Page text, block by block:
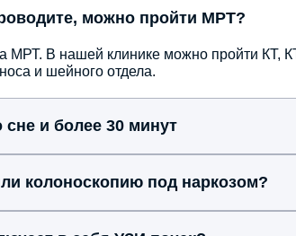
можно пройти МРТ?
МРТ. В нашей клинике можно пройти КТ,
и шейного отдела.
и более 30 минут
колоноскопию под наркозом?